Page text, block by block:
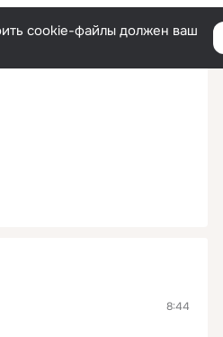
cookie-файлы должен ваш
8:44